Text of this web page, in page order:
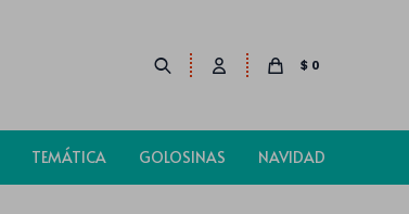
TEMÁTICA GOLOSINAS NAVIDAD
$ 0